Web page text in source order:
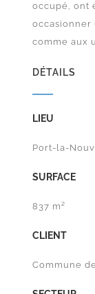
occupé, ont
occasionner
comme aux
DÉTAILS
LIEU
Port-la-
SURFACE
837 m²
CLIENT
Commune